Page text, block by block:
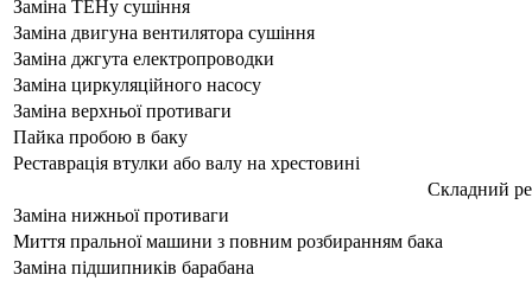
Заміна ТЕНу сушіння
Заміна двигуна вентилятора сушіння
Заміна джгута електропроводки
Заміна циркуляційного насосу
Заміна верхньої противаги
Пайка пробою в баку
Реставрація втулки або валу на хрестовині
Складний
Заміна нижньої противаги
Миття пральної машини з повним розбиранням бака
Заміна підшипників барабана